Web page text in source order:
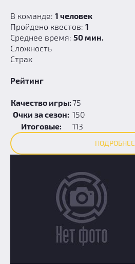
В команде: 1 человек
Пройдено квестов: 1
Среднее время: 50 мин.
Сложность
Страх
Рейтинг
Качество игры:75
Очки за сезон: 150
Итоговые:
113
ПОДРОБНЕЕ